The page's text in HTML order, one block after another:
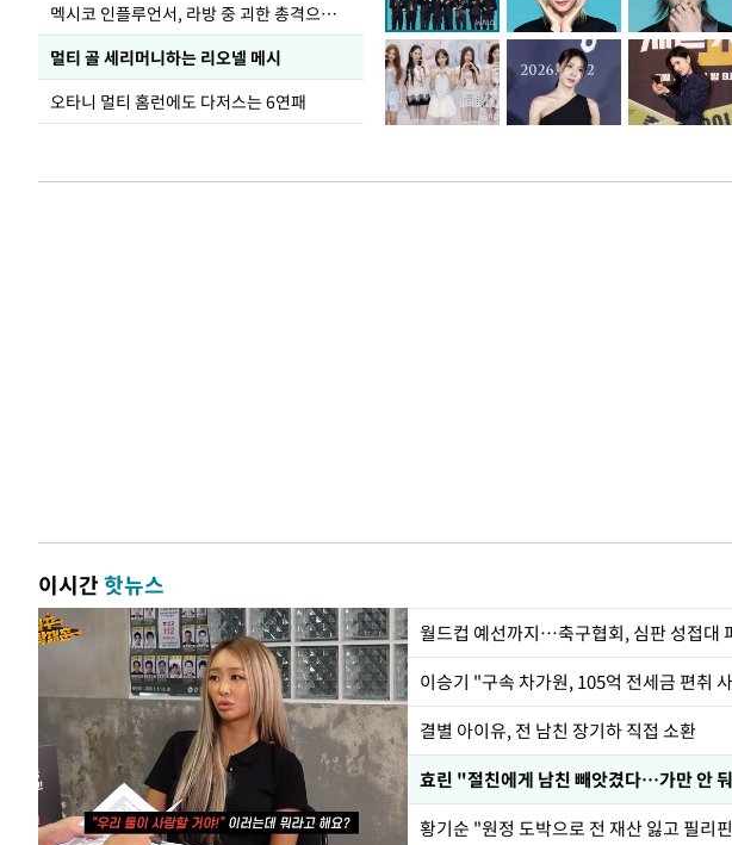
멕시코 인플루언서, 라방 중 괴한 총격으로 사망
멀티 골 세리머니하는 리오넬 메시
오타니 멀티 홈런에도 다저스는 6연패
이시간핫뉴스
월드컵 예선까지…축구협회, 심판 성접대
이승기 "구속 차가원, 105억 전세금 편취
결별 아이유, 전 남친 장기하 직접 소환
효린 "절친에게 남친 빼앗겼다…가만 안
황기순 "원정 도박으로 전 재산 잃고 필리